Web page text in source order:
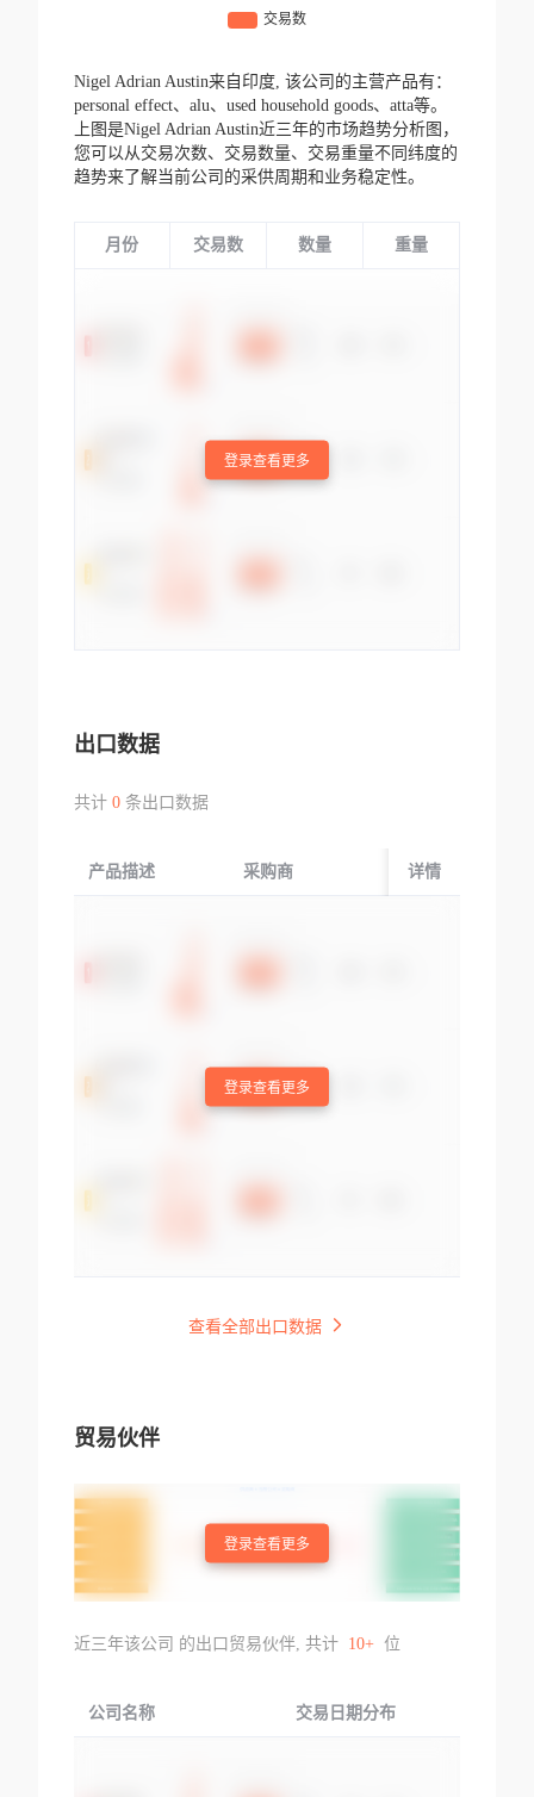
Nigel Adrian Austin来自印度, 该公司的主营产品有：
personal effect、alu、used household goods、atta等。
上图是Nigel Adrian Austin近三年的市场趋势分析图，
您可以从交易次数、交易数量、交易重量不同纬度的
趋势来了解当前公司的采供周期和业务稳定性。
月份 交易数 数量 重量
登录查看更多
出口数据
共计 0条出口数据
产品描述 采购商 起运国/地区
详情
登录查看更多
查看全部出口数据
贸易伙伴
登录查看更多
近三年该公司 的出口贸易伙伴, 共计 10+ 位
公司名称 交易日期分布